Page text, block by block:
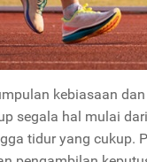
kebiasaan
segala hal mulai
tidur yang cukup.